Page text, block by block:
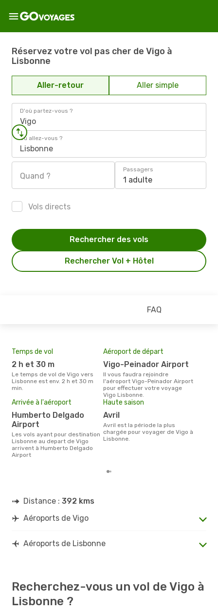
Réservez votre vol pas cher de Vigo à
Lisbonne
Aller-retour Aller simple
D'où partez-vous ?
Vigo
Où allez-vous ?
Lisbonne
Quand ?
Passagers
1 adulte
Vols directs
Rechercher Vol + Hôtel
Rechercher des vols
FAQ
Temps de vol
2 h et 30 m
Le temps de vol de Vigo vers
Lisbonne est env. 2 h et 30 m
min.
Aéroport de départ
Vigo-Peinador Airport
Il vous faudra rejoindre
l'aéroport Vigo-Peinador Airport
pour effectuer votre voyage
Vigo Lisbonne.
Arrivée à l'aéroport
Humberto Delgado
Airport
Les vols ayant pour destination
Lisbonne au depart de Vigo
arrivent à Humberto Delgado
Airport
Haute saison
avril
avril est la période la plus
chargée pour voyager de Vigo à
Lisbonne.
Distance : 392 kms
Aéroports de Vigo
Aéroports de Lisbonne
Recherchez-vous un vol de Vigo à
Lisbonne ?